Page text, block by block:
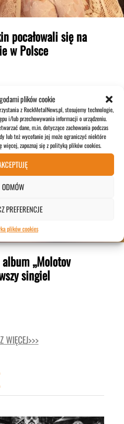
plików cookie
z RockMetalNews.pl, stosujemy technologie,
i/lub przechowywania informacji o urządzeniu.
dane, m.in. dotyczące zachowania podczas
lub też wycofanie jej może ograniczyć niektóre
więcej, zapoznaj się z polityką plików cookies.
ODMÓW
PREFERENCJE
plików cookies
pocałowali się na
w Polsce
„Molotov
singiel
WIĘCEJ>>>